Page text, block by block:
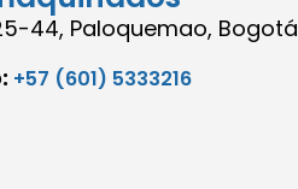
44, Paloquemao, Bogotá
+57 (601) 5333216